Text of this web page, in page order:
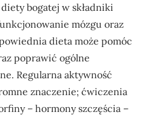
bogatej w składniki
mózgu oraz
dieta może pomóc
poprawić ogólne
Regularna aktywność
znaczenie; ćwiczenia
– hormony szczęścia –